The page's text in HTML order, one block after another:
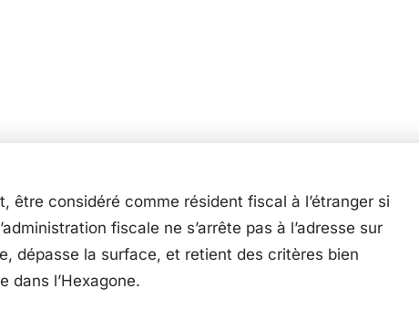
être considéré comme résident fiscal à l’étranger si
fiscale ne s’arrête pas à l’adresse sur
dépasse la surface, et retient des critères bien
dans l’Hexagone.